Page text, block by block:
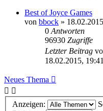
Best of Joyce Games
von bbock »
0 Antworten
96930 Zugriffe
Letzter Beitrag
18.02.2015, 19:41
Neues Thema
Anzeigen: